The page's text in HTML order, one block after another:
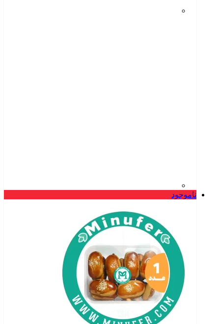
ناموجود